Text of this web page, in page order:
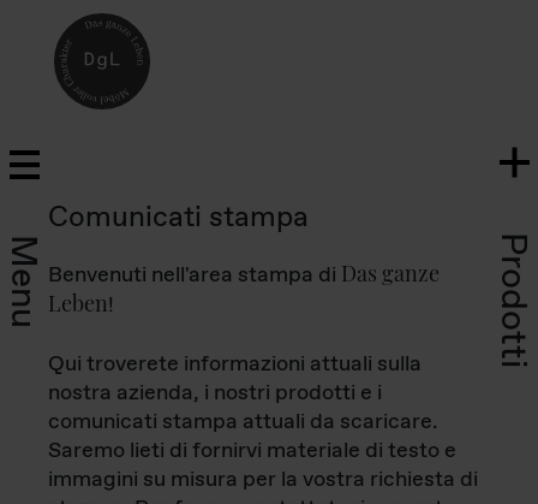
Menu Prodotti
Comunicati stampa
Benvenuti nell'area stampa di Das ganze
Leben!
Qui troverete informazioni attuali sulla
nostra azienda, i nostri prodotti e i
comunicati stampa attuali da scaricare.
Saremo lieti di fornirvi materiale di testo e
immagini su misura per la vostra richiesta di